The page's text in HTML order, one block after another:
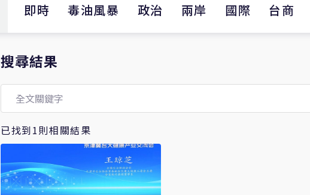
即時 毒油風暴 政治 兩岸 國際 台商
搜尋結果
已找到1則相關結果